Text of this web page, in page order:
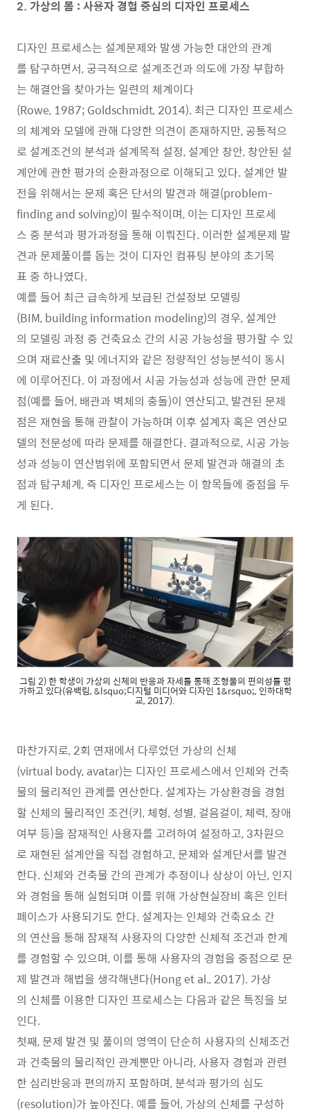
2. 가상의 몸 : 사용자 경험 중심의 디자인 프로세스
디자인 프로세스는 설계문제와 발생 가능한 대안의 관계
를 탐구하면서, 궁극적으로 설계조건과 의도에 가장 부합하
는 해결안을 찾아가는 일련의 체계이다
(Rowe, 1987; Goldschmidt, 2014). 최근 디자인 프로세스
의 체계와 모델에 관해 다양한 의견이 존재하지만, 공통적으
로 설계조건의 분석과 설계목적 설정, 설계안 창안, 창안된 설
계안에 관한 평가의 순환과정으로 이해되고 있다. 설계안 발
전을 위해서는 문제 혹은 단서의 발견과 해결(problem-
finding and solving)이 필수적이며, 이는 디자인 프로세
스 중 분석과 평가과정을 통해 이뤄진다. 이러한 설계문제 발
견과 문제풀이를 돕는 것이 디자인 컴퓨팅 분야의 초기목
표 중 하나였다.
예를 들어 최근 급속하게 보급된 건설정보 모델링
(BIM, building information modeling)의 경우, 설계안
의 모델링 과정 중 건축요소 간의 시공 가능성을 평가할 수 있
으며 재료산출 및 에너지와 같은 정량적인 성능분석이 동시
에 이루어진다. 이 과정에서 시공 가능성과 성능에 관한 문제
점(예를 들어, 배관과 벽체의 충돌)이 연산되고, 발견된 문제
점은 재현을 통해 관찰이 가능하며 이후 설계자 혹은 연산모
델의 전문성에 따라 문제를 해결한다. 결과적으로, 시공 가능
성과 성능이 연산범위에 포함되면서 문제 발견과 해결의 초
점과 탐구체계, 즉 디자인 프로세스는 이 항목들에 중점을 두
게 된다.
그림 2) 한 학생이 가상의 신체의 반응과 자세를 통해 조형물의 편의성를 평
가하고 있다(유백림, &lsquo;디지털 미디어와 디자인 1&rsquo;, 인하대학
교, 2017).
마찬가지로, 2회 연재에서 다루었던 가상의 신체
(virtual body, avatar)는 디자인 프로세스에서 인체와 건축
물의 물리적인 관계를 연산한다. 설계자는 가상환경을 경험
할 신체의 물리적인 조건(키, 체형, 성별, 걸음걸이, 체력, 장애
여부 등)을 잠재적인 사용자를 고려하여 설정하고, 3차원으
로 재현된 설계안을 직접 경험하고, 문제와 설계단서를 발견
한다. 신체와 건축물 간의 관계가 추정이나 상상이 아닌, 인지
와 경험을 통해 실험되며 이를 위해 가상현실장비 혹은 인터
페이스가 사용되기도 한다. 설계자는 인체와 건축요소 간
의 연산을 통해 잠재적 사용자의 다양한 신체적 조건과 한계
를 경험할 수 있으며, 이를 통해 사용자의 경험을 중점으로 문
제 발견과 해법을 생각해낸다(Hong et al., 2017). 가상
의 신체를 이용한 디자인 프로세스는 다음과 같은 특징을 보
인다.
첫째, 문제 발견 및 풀이의 영역이 단순히 사용자의 신체조건
과 건축물의 물리적인 관계뿐만 아니라, 사용자 경험과 관련
한 심리반응과 편의까지 포함하며, 분석과 평가의 심도
(resolution)가 높아진다. 예를 들어, 가상의 신체를 구성하